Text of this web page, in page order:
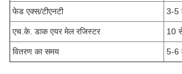
फेड एक्स/टीएनटी 3-5
एच.के. डाक एयर मेल रजिस्टर 10
वितरण का समय 5-6